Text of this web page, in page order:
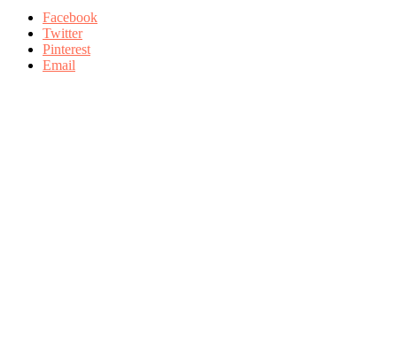
Facebook
Twitter
Pinterest
Email